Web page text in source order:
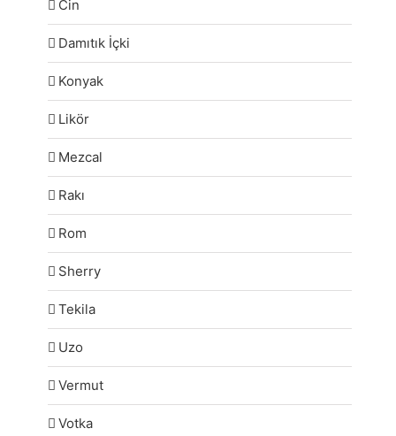
Cin
Damıtık İçki
Konyak
Likör
Mezcal
Rakı
Rom
Sherry
Tekila
Uzo
Vermut
Votka